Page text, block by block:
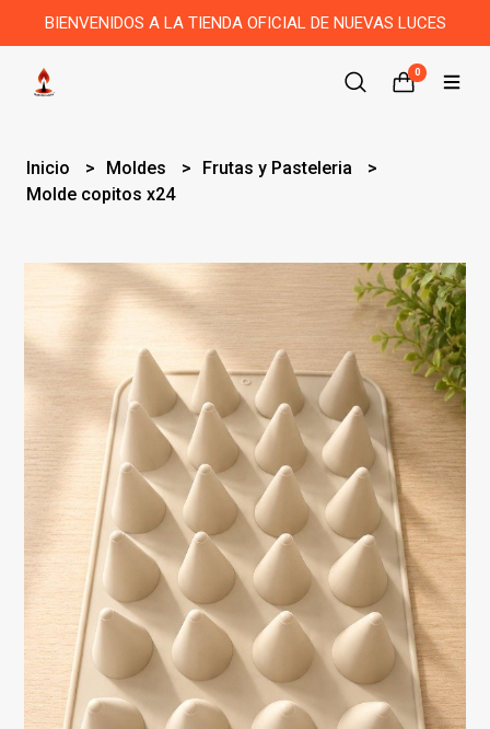
BIENVENIDOS A LA TIENDA OFICIAL DE NUEVAS LUCES
0
Inicio Moldes
Frutas y Pasteleria
Molde copitos x24